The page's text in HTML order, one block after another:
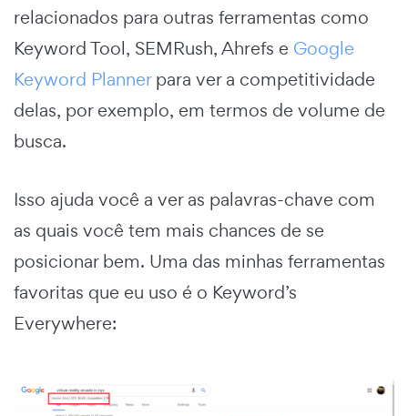
relacionados para outras ferramentas como
Keyword Tool, SEMRush, Ahrefs e Google
Keyword Plannerpara ver a competitividade
delas, por exemplo, em termos de volume de
busca.
Isso ajuda você a ver as palavras-chave com
as quais você tem mais chances de se
posicionar bem. Uma das minhas ferramentas
favoritas que eu uso é o Keyword’s
Everywhere: